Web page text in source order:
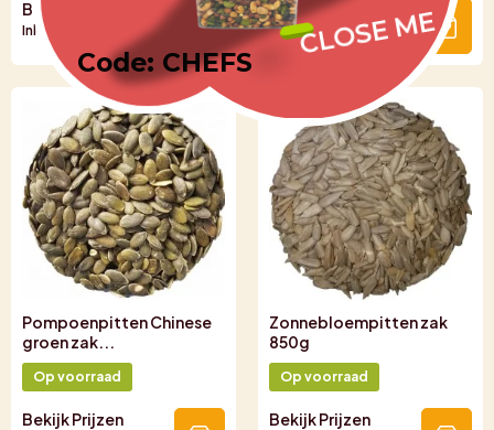
Bekijk Prijzen
Inloggen / Registreren
Bekijk Prijzen
Inloggen / Registreren
Pompoenpitten Chinese
groen zak...
Op voorraad
Bekijk Prijzen
Zonnebloempitten zak
850g
Op voorraad
Bekijk Prijzen
CLOSE ME
Code: CHEFS